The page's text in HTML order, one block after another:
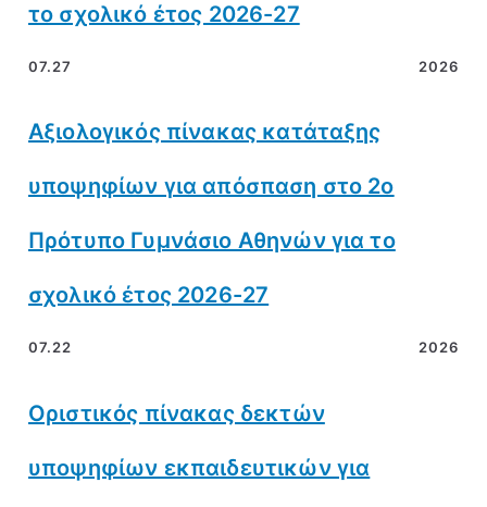
το σχολικό έτος 2026-27
07.27 2026
Αξιολογικός πίνακας κατάταξης
υποψηφίων για απόσπαση στο 2ο
Πρότυπο Γυμνάσιο Αθηνών για το
σχολικό έτος 2026-27
07.22 2026
Οριστικός πίνακας δεκτών
υποψηφίων εκπαιδευτικών για